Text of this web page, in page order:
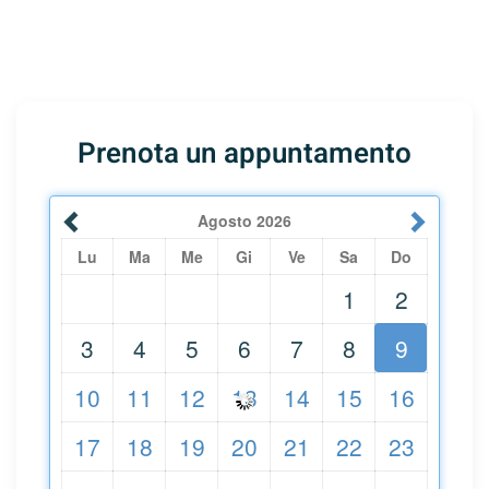
Prenota un appuntamento
Agosto 2026
Lu
Ma Me Gi Ve Sa Do
1
2
3
4 5 6 7 8
9
10
11 12 13 14 15
16
17
18 19 20 21 22
23